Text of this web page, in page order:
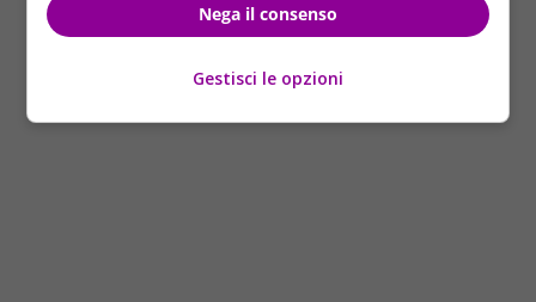
Nega il consenso
Gestisci le opzioni